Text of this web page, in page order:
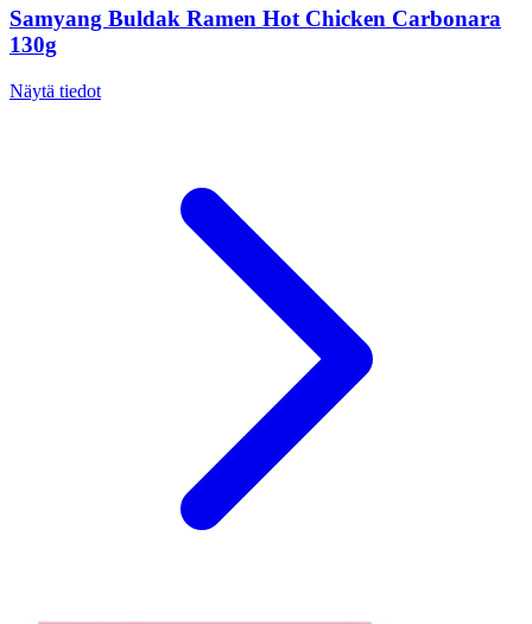
Samyang Buldak Ramen Hot Chicken Carbonara
130g
Näytä tiedot